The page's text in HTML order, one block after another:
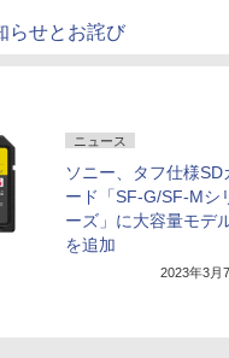
らせとお詫び
ニュース
ソニー、タフ仕様SD
ード「SF-G/SF-Mシ
ーズ」に大容量モデ
を追加
2023年3月